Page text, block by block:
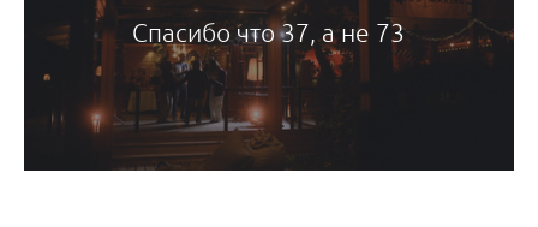
Спасибо что 37, а не 73